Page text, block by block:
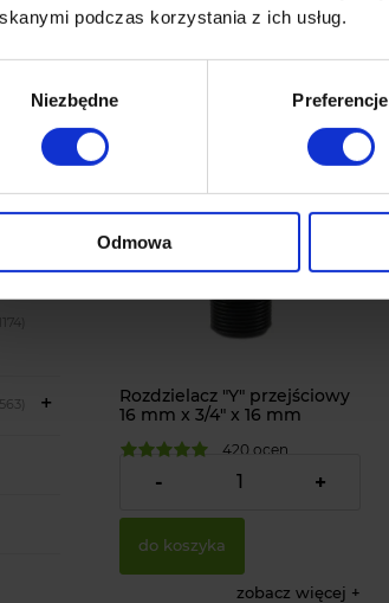
podczas korzystania z ich usług.
Niezbędne Preferencje
Odmowa
(1174)
do koszyka
Rozdzielacz "Y" przejściowy
16 mm x 3/4" x 16 mm
420 ocen
3,90 zł
- +
do koszyka
zobacz więcej